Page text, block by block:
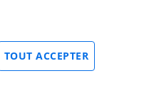
TOUT ACCEPTER